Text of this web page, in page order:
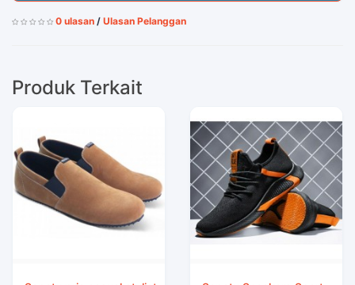
0 ulasan / Ulasan Pelanggan
Produk Terkait